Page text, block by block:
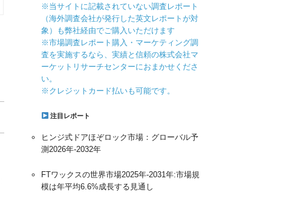
※当サイトに記載されていない調査レポート
（海外調査会社が発行した英文レポートが対
象）も弊社経由でご購入いただけます
※市場調査レポート購入・マーケティング調
査を実施するなら、実績と信頼の株式会社マ
ーケットリサーチセンターにおまかせくださ
い。
※クレジットカード払いも可能です。
注目レポート
ヒンジ式ドアほぞロック市場：グローバル予
測2026年-2032年
FTワックスの世界市場2025年-2031年:市場規
模は年平均6.6%成長する見通し